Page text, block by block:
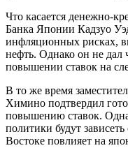
Что касается денежно-
Банка Японии Кадзуо
инфляционных рисках,
нефть. Однако он не дал
повышении ставок на
В то же время
Химино подтвердил
повышению ставок.
политики будут
Востоке повлияет на